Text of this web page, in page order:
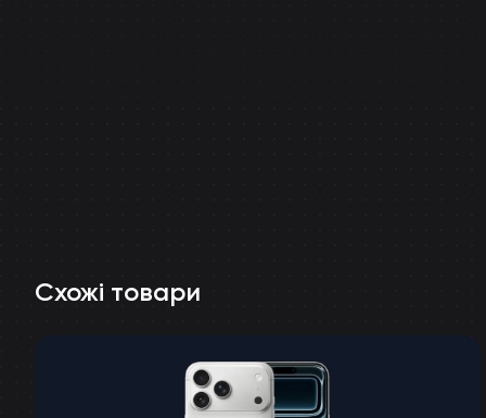
Схожі товари